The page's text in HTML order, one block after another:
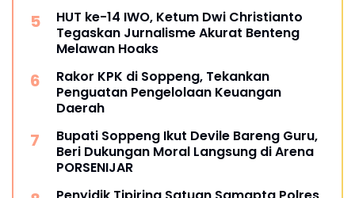
HUT ke-14 IWO, Ketum Dwi Christianto
Tegaskan Jurnalisme Akurat Benteng
Melawan Hoaks
Rakor KPK di Soppeng, Tekankan
Penguatan Pengelolaan Keuangan
Daerah
Bupati Soppeng Ikut Devile Bareng Guru,
Beri Dukungan Moral Langsung di Arena
PORSENIJAR